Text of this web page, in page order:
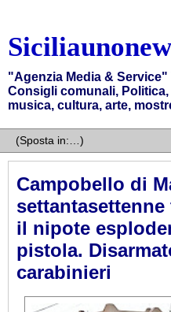
"Agenzia Media &
Consigli comunali,
musica, cultura, arte,
Campobello di
il nipote
pistola.
carabinieri